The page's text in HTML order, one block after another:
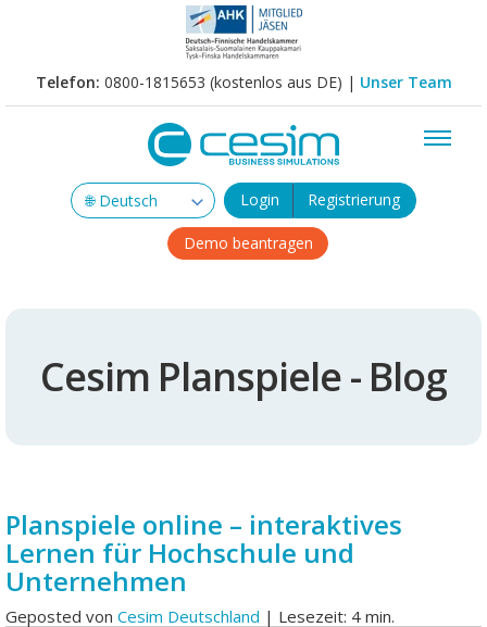
Telefon: 0800-1815653 (kostenlos aus DE) | Unser Team
Login Registrierung
Demo beantragen
Cesim Planspiele - Blog
Planspiele online – interaktives
Lernen für Hochschule und
Unternehmen
Geposted von Cesim Deutschland | Lesezeit: 4 min.